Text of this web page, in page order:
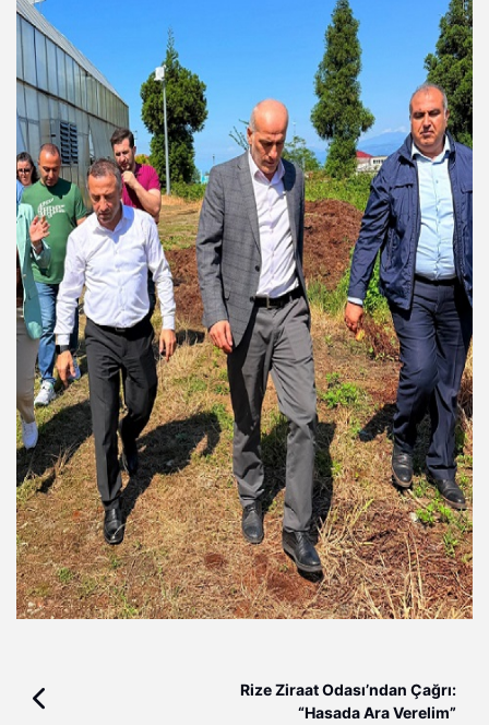
Rize Ziraat Odası’ndan Çağrı:
“Hasada Ara Verelim”